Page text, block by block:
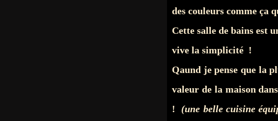
des couleurs comme ça
Cette salle de bains est
vive la simplicité !
Qaund je pense que la
valeur de la maison
! (une belle cuisine